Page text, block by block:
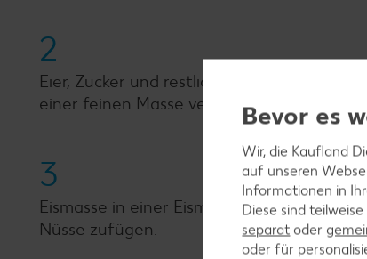
2
Eier, Zucker und restlichen Ahornsirup
einer feinen Masse verrühren.
3
Eismasse in einer Eismaschine
Nüsse zufügen.
Bevor es
Wir, die Kaufland
auf unseren
Informationen in
Diese sind
separat oder
oder für